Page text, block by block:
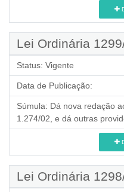
Lei Ordinária
Status: Vigente
Data de Publicação:
Súmula: Dá nova redação
1.274/02, e dá outras
Lei Ordinária